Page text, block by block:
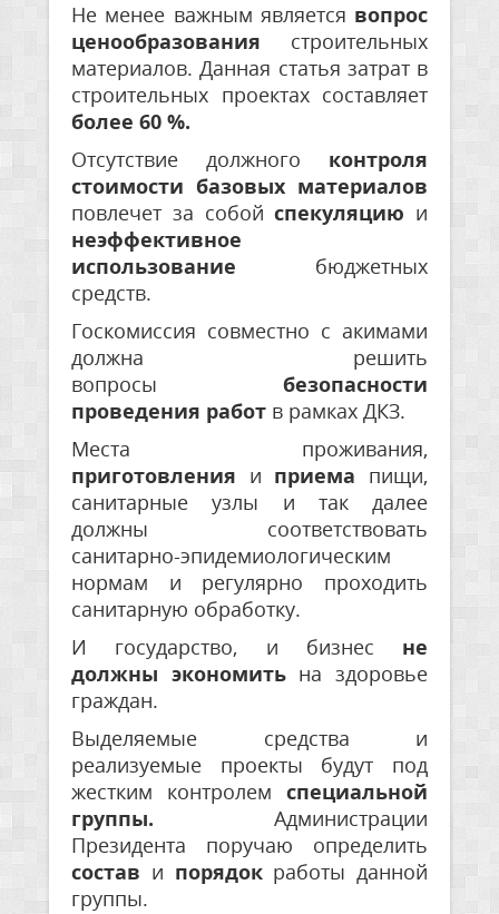
Не менее важным является вопрос
ценообразования строительных
материалов. Данная статья затрат в
строительных проектах составляет
более 60 %.
Отсутствие должного контроля
стоимости базовых материалов
повлечет за собойспекуляцию и
неэффективное
использование бюджетных
средств.
Госкомиссия совместно с акимами
должна решить
вопросы безопасности
проведения работ в рамках ДКЗ.
Места проживания,
приготовления и приема пищи,
санитарные узлы и так далее
должны соответствовать
санитарно-эпидемиологическим
нормам и регулярно проходить
санитарную обработку.
И государство, и бизнес не
должны экономитьна здоровье
граждан.
Выделяемые средства и
реализуемые проекты будут под
жестким контролем специальной
группы. Администрации
Президента поручаю определить
состав и порядокработы данной
группы.